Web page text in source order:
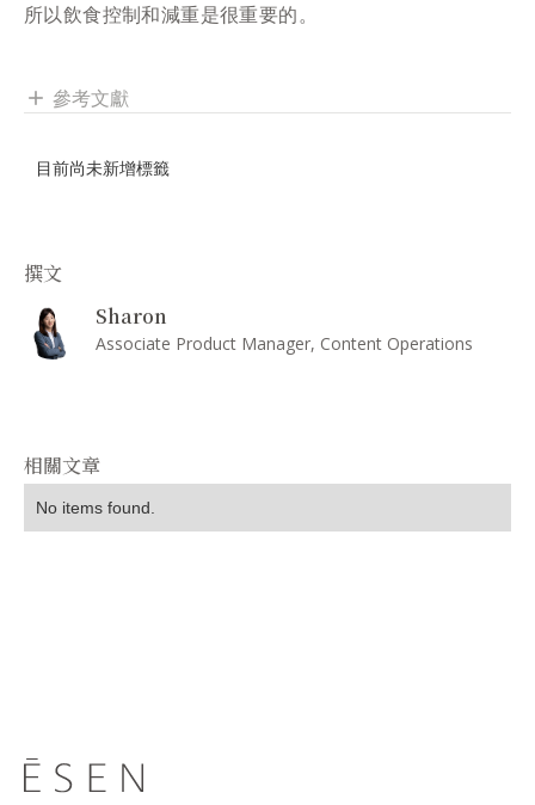
所以飲食控制和減重是很重要的。
add 參考文獻
目前尚未新增標籤
撰文
Sharon
Associate Product Manager, Content Operations
相關文章
No items found.